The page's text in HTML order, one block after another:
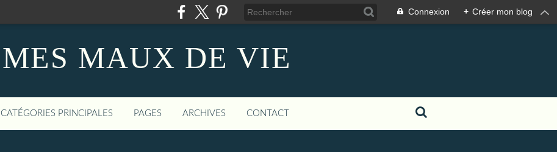
Connexion + Créer mon blog
MES MAUX DE VIE
CATÉGORIES PRINCIPALES PAGES ARCHIVES CONTACT